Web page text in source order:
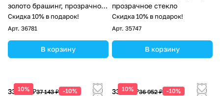
золото брашинг, прозрачное
стекло
Скидка 10% в подарок!
Арт. 36781
В корзину
прозрачное стекло
Скидка 10% в подарок!
Арт. 35747
В корзину
10%
33 429 ₽37 143 ₽ -10% 10%
33 257 ₽36 952 ₽ -10%